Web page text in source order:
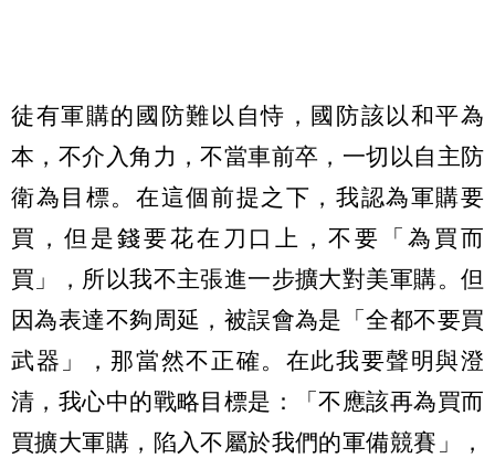
徒有軍購的國防難以自恃，國防該以和平為
本，不介入角力，不當車前卒，一切以自主防
衛為目標。在這個前提之下，我認為軍購要
買，但是錢要花在刀口上，不要「為買而
買」，所以我不主張進一步擴大對美軍購。但
因為表達不夠周延，被誤會為是「全都不要買
武器」，那當然不正確。在此我要聲明與澄
清，我心中的戰略目標是：「不應該再為買而
買擴大軍購，陷入不屬於我們的軍備競賽」，